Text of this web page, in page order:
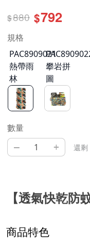
$880 $792
規格
PAC8909021
熱帶雨
林
攀岩拼
圖
數量
– + 還
【透氣快乾防
商品特色